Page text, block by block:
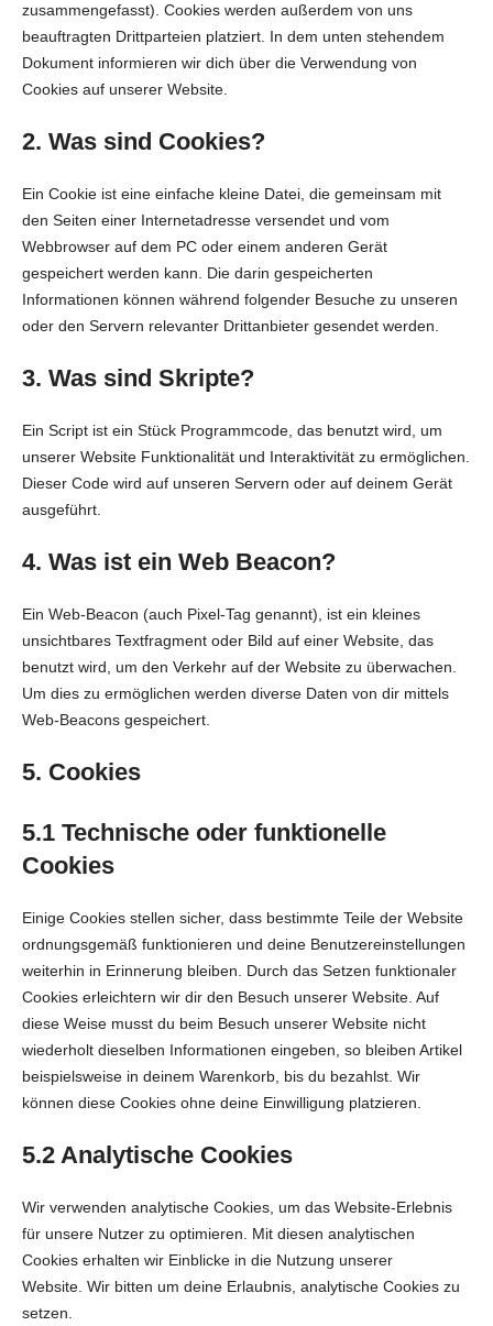
zusammengefasst). Cookies werden außerdem von uns
beauftragten Drittparteien platziert. In dem unten stehendem
Dokument informieren wir dich über die Verwendung von
Cookies auf unserer Website.
2. Was sind Cookies?
Ein Cookie ist eine einfache kleine Datei, die gemeinsam mit
den Seiten einer Internetadresse versendet und vom
Webbrowser auf dem PC oder einem anderen Gerät
gespeichert werden kann. Die darin gespeicherten
Informationen können während folgender Besuche zu unseren
oder den Servern relevanter Drittanbieter gesendet werden.
3. Was sind Skripte?
Ein Script ist ein Stück Programmcode, das benutzt wird, um
unserer Website Funktionalität und Interaktivität zu ermöglichen.
Dieser Code wird auf unseren Servern oder auf deinem Gerät
ausgeführt.
4. Was ist ein Web Beacon?
Ein Web-Beacon (auch Pixel-Tag genannt), ist ein kleines
unsichtbares Textfragment oder Bild auf einer Website, das
benutzt wird, um den Verkehr auf der Website zu überwachen.
Um dies zu ermöglichen werden diverse Daten von dir mittels
Web-Beacons gespeichert.
5. Cookies
5.1 Technische oder funktionelle
Cookies
Einige Cookies stellen sicher, dass bestimmte Teile der Website
ordnungsgemäß funktionieren und deine Benutzereinstellungen
weiterhin in Erinnerung bleiben. Durch das Setzen funktionaler
Cookies erleichtern wir dir den Besuch unserer Website. Auf
diese Weise musst du beim Besuch unserer Website nicht
wiederholt dieselben Informationen eingeben, so bleiben Artikel
beispielsweise in deinem Warenkorb, bis du bezahlst. Wir
können diese Cookies ohne deine Einwilligung platzieren.
5.2 Analytische Cookies
Wir verwenden analytische Cookies, um das Website-Erlebnis
für unsere Nutzer zu optimieren. Mit diesen analytischen
Cookies erhalten wir Einblicke in die Nutzung unserer
Website. Wir bitten um deine Erlaubnis, analytische Cookies zu
setzen.